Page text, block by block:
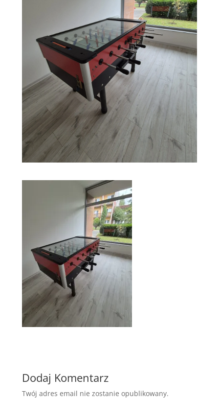
Dodaj Komentarz
Twój adres email nie zostanie opublikowany.